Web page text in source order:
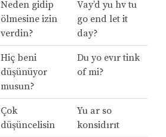
Neden gidip
ölmesine izin
verdin?
Vay’d yu hv tu
go end let it
day?
Hiç beni
düşünüyor
musun?
Du yo evır tink
of mi?
Çok
düşüncelisin
Yu ar so
konsidırıt